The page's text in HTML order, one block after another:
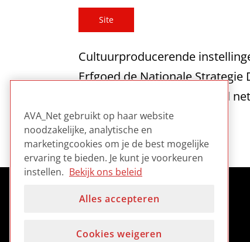
Site
Cultuurproducerende
Erfgoed de Nationale
landelijk, sectoroverstijgend
brengen.
AVA_Net gebruikt op haar website
noodzakelijke, analytische en
marketingcookies om je de best mogelijke
ervaring te bieden. Je kunt je voorkeuren
instellen. Bekijk ons beleid
Alles accepteren
Cookies weigeren